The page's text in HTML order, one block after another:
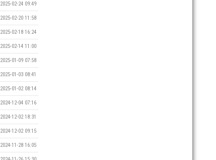
2025-02-24 09:49
2025-02-20 11:58
2025-02-18 16:24
2025-02-14 11:00
2025-01-09 07:58
2025-01-03 08:41
2025-01-02 08:14
2024-12-04 07:16
2024-12-02 18:31
2024-12-02 09:15
2024-11-28 16:05